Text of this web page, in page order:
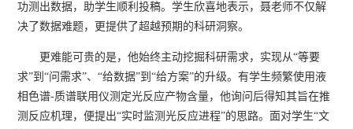
功测出数据，助学生顺利投稿。学生欣喜地表示，聂老师不仅解
决了数据难题，更提供了超越预期的科研洞察。
更难能可贵的是，他始终主动挖掘科研需求，实现从“等要
求”到“问需求”、“给数据”到“给方案”的升级。有学生频繁使用液
相色谱-质谱联用仪测定光反应产物含量，他询问后得知其旨在推
测反应机理，便提出“实时监测光反应进程”的思路。面对学生“文